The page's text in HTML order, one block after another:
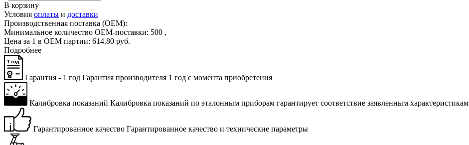
В корзину
Условия оплаты и доставки
Производственная поставка (OEM):
Минимальное количество OEM-поставки: 500 ,
Цена за 1 в OEM партии: 614.80 руб.
Подробнее
Гарантия - 1 год Га­ран­тия про­из­во­ди­те­ля 1 год с мо­мен­та при­об­ре­те­ния
Калибровка показаний Ка­либ­ров­ка по­ка­за­ний по эта­лон­ным при­бо­рам га­ран­ти­ру­ет со­от­вет­ствие за­яв­лен­ным ха­рак­те­ри­сти­кам
Гарантированное качество Га­ран­ти­ро­ван­ное ка­че­ство и тех­ни­че­ские па­ра­мет­ры